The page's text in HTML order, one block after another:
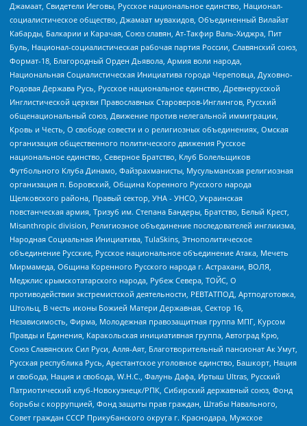
Джамаат, Свидетели Иеговы, Русское национальное единство, Национал-
социалистическое общество, Джамаат мувахидов, Объединенный Вилайат
Кабарды, Балкарии и Карачая, Союз славян, Ат-Такфир Валь-Хиджра, Пит
Буль, Национал-социалистическая рабочая партия России, Славянский союз,
Формат-18, Благородный Орден Дьявола, Армия воли народа,
Национальная Социалистическая Инициатива города Череповца, Духовно-
Родовая Держава Русь, Русское национальное единство, Древнерусской
Инглистической церкви Православных Староверов-Инглингов, Русский
общенациональный союз, Движение против нелегальной иммиграции,
Кровь и Честь, О свободе совести и о религиозных объединениях, Омская
организация общественного политического движения Русское
национальное единство, Северное Братство, Клуб Болельщиков
Футбольного Клуба Динамо, Файзрахманисты, Мусульманская религиозная
организация п. Боровский, Община Коренного Русского народа
Щелковского района, Правый сектор, УНА - УНСО, Украинская
повстанческая армия, Тризуб им. Степана Бандеры, Братство, Белый Крест,
Misanthropic division, Религиозное объединение последователей инглиизма,
Народная Социальная Инициатива, TulaSkins, Этнополитическое
объединение Русские, Русское национальное объединение Атака, Мечеть
Мирмамеда, Община Коренного Русского народа г. Астрахани, ВОЛЯ,
Меджлис крымскотатарского народа, Рубеж Севера, ТОЙС, О
противодействии экстремистской деятельности, РЕВТАТПОД, Артподготовка,
Штольц, В честь иконы Божией Матери Державная, Сектор 16,
Независимость, Фирма, Молодежная правозащитная группа МПГ, Курсом
Правды и Единения, Каракольская инициативная группа, Автоград Крю,
Союз Славянских Сил Руси, Алля-Аят, Благотворительный пансионат Ак Умут,
Русская республика Русь, Арестантское уголовное единство, Башкорт, Нация
и свобода, Нация и свобода, W.H.С., Фалунь Дафа, Иртыш Ultras, Русский
Патриотический клуб-Новокузнецк/РПК, Сибирский державный союз, Фонд
борьбы с коррупцией, Фонд защиты прав граждан, Штабы Навального,
Совет граждан СССР Прикубанского округа г. Краснодара, Мужское